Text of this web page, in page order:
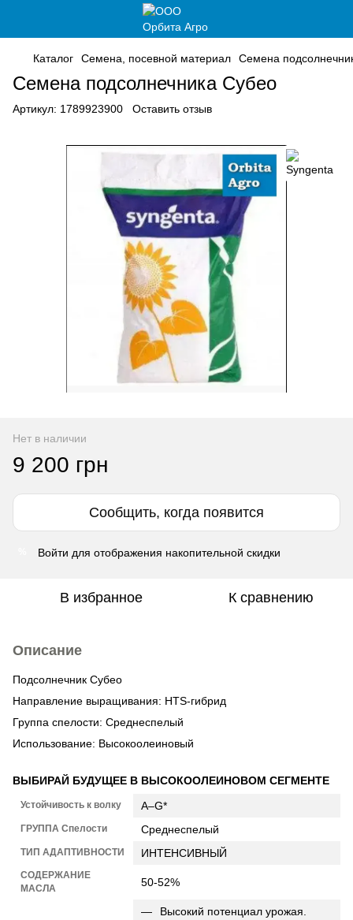
Каталог Семена, посевной материал Семена
Семена подсолнечника Субео
Артикул: 1789923900 Оставить отзыв
Нет в наличии
9 200 грн
Сообщить, когда появится
Войти для отображения накопительной скидки
В избранное К сравнению
Описание
Подсолнечник Субео
Направление выращивания: HTS-гибрид
Группа спелости: Среднеспелый
Использование: Высокоолеиновый
ВЫБИРАЙ БУДУЩЕЕ В ВЫСОКООЛЕИНОВОМ СЕГМЕНТЕ
Устойчивость к волку A–G*
ГРУППА Спелости Среднеспелый
ТИП АДАПТИВНОСТИ ИНТЕНСИВНЫЙ
СОДЕРЖАНИЕ
МАСЛА
50-52%
Высокий потенциал урожая.